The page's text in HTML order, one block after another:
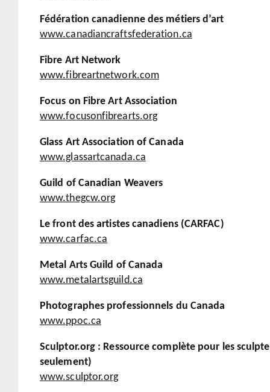
Fédération canadienne des métiers d’art
www.canadiancraftsfederation.ca
Fibre Art Network
www.fibreartnetwork.com
Focus on Fibre Art Association
www.focusonfibrearts.org
Glass Art Association of Canada
www.glassartcanada.ca
Guild of Canadian Weavers
www.thegcw.org
Le front des artistes canadiens (CARFAC)
www.carfac.ca
Metal Arts Guild of Canada
www.metalartsguild.ca
Photographes professionnels du Canada
www.ppoc.ca
Sculptor.org : Ressource complète pour les
seulement)
www.sculptor.org